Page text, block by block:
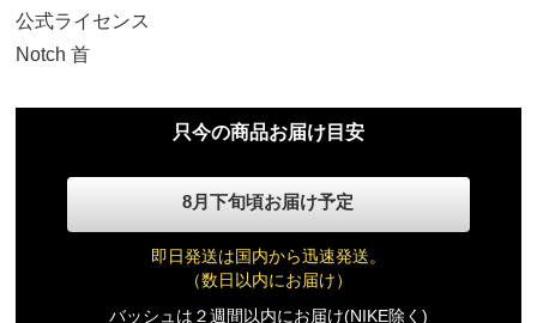
公式ライセンス
Notch 首
只今の商品お届け目安
8月下旬頃お届け予定
即日発送は国内から迅速発送。
（数日以内にお届け）
バッシュは２週間以内にお届け(NIKE除く)
XL
14,970円(税込)